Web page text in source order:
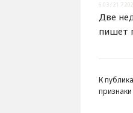
6:03 /
Две
пишет
К